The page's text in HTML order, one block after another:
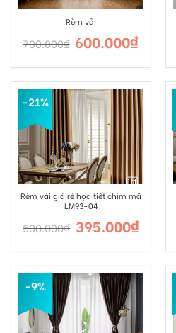
Rèm vải
700.000₫ 600.000₫
-21%
Rèm vải giá rẻ họa tiết chìm mã
LM93-04
500.000₫ 395.000₫
-9%